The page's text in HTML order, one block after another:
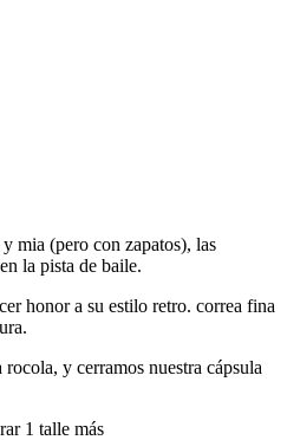
mia (pero con zapatos), las
la pista de baile.
honor a su estilo retro. correa fina
y cerramos nuestra cápsula
1 talle más